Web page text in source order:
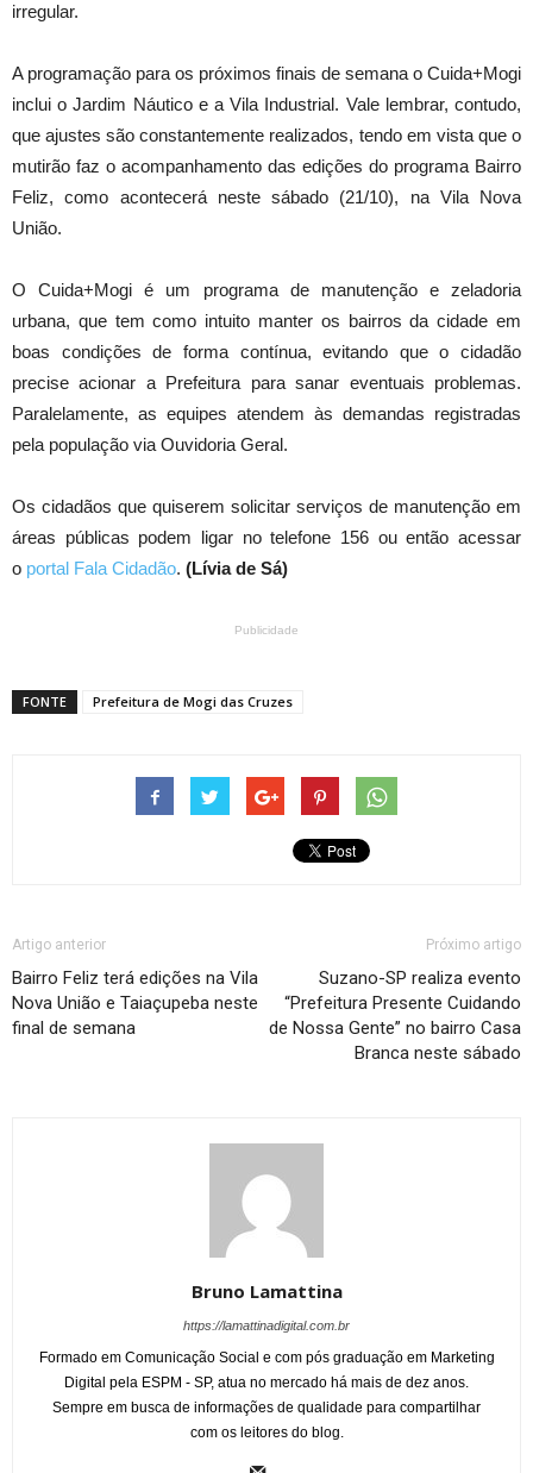
irregular.
A programação para os próximos finais de semana o Cuida+Mogi
inclui o Jardim Náutico e a Vila Industrial. Vale lembrar, contudo,
que ajustes são constantemente realizados, tendo em vista que o
mutirão faz o acompanhamento das edições do programa Bairro
Feliz, como acontecerá neste sábado (21/10), na Vila Nova
União.
O Cuida+Mogi é um programa de manutenção e zeladoria
urbana, que tem como intuito manter os bairros da cidade em
boas condições de forma contínua, evitando que o cidadão
precise acionar a Prefeitura para sanar eventuais problemas.
Paralelamente, as equipes atendem às demandas registradas
pela população via Ouvidoria Geral.
Os cidadãos que quiserem solicitar serviços de manutenção em
áreas públicas podem ligar no telefone 156 ou então acessar
o portal Fala Cidadão. (Lívia de Sá)
Publicidade
FONTE Prefeitura de Mogi das Cruzes
Artigo anterior
Bairro Feliz terá edições na Vila
Nova União e Taiaçupeba neste
final de semana
Próximo artigo
Suzano-SP realiza evento
“Prefeitura Presente Cuidando
de Nossa Gente” no bairro Casa
Branca neste sábado
Bruno Lamattina
https://lamattinadigital.com.br
Formado em Comunicação Social e com pós graduação em Marketing
Digital pela ESPM - SP, atua no mercado há mais de dez anos.
Sempre em busca de informações de qualidade para compartilhar
com os leitores do blog.